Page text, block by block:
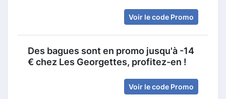
Voir le code Promo
Des bagues sont en promo jusqu'à -14
€ chez Les Georgettes, profitez-en !
Voir le code Promo